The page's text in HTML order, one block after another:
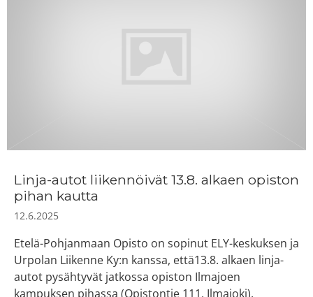
Linja-autot liikennöivät 13.8. alkaen opiston
pihan kautta
12.6.2025
Etelä-Pohjanmaan Opisto on sopinut ELY-keskuksen ja
Urpolan Liikenne Ky:n kanssa, että13.8. alkaen linja-
autot pysähtyvät jatkossa opiston Ilmajoen
kampuksen pihassa (Opistontie 111, Ilmajoki).